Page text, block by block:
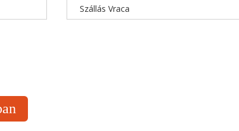
Szállás Vraca